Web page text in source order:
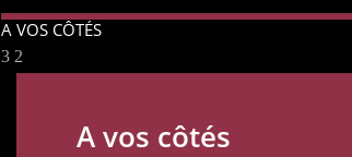
A VOS CÔTÉS
A vos côtés